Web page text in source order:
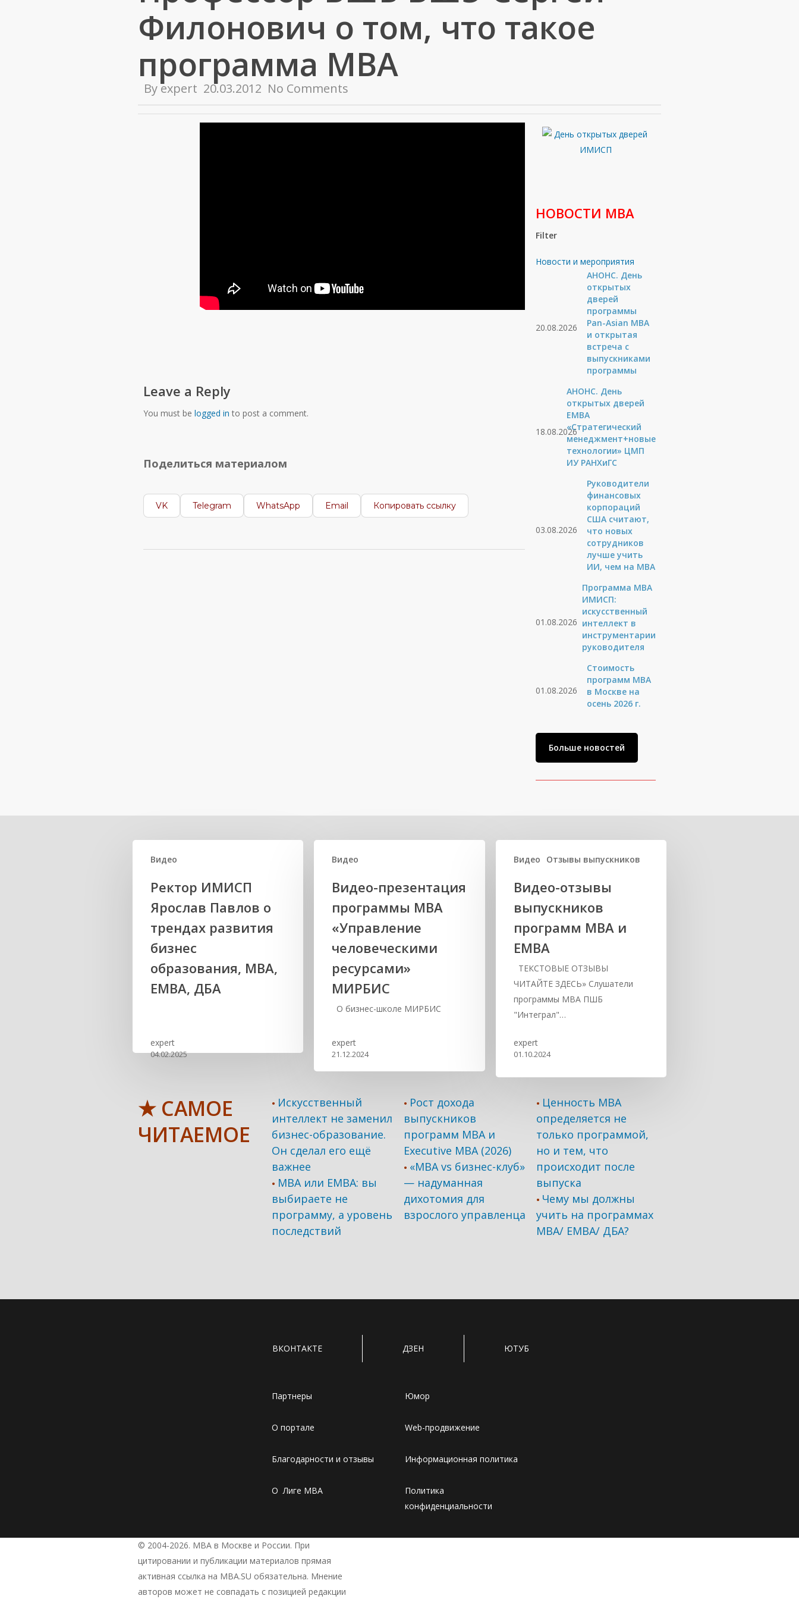
Филонович о том, что такое
программа МВА
Byexpert 20.03.2012 No Comments
Leave a Reply
You must be logged in to post a comment.
Поделиться материалом
VK Telegram WhatsApp Email Копировать ссылку
НОВОСТИ МВА
Filter
Новости и мероприятия
20.08.2026
АНОНС. День
открытых
дверей
программы
Pan-Asian MBA
и открытая
встреча с
выпускниками
программы
18.08.2026
АНОНС. День
открытых дверей
ЕМВА
«Стратегический
менеджмент+новые
технологии» ЦМП
ИУ РАНХиГС
03.08.2026
Руководители
финансовых
корпораций
США считают,
что новых
сотрудников
лучше учить
ИИ, чем на МВА
01.08.2026
Программа MBA
ИМИСП:
искусственный
интеллект в
инструментарии
руководителя
01.08.2026
Стоимость
программ MBA
в Москве на
осень 2026 г.
Больше новостей
Видео
Ректор ИМИСП
Ярослав Павлов о
трендах развития
бизнес
образования, MBA,
EMBA, ДБА
expert
04.02.2025
Видео
Видео-презентация
программы МВА
«Управление
человеческими
ресурсами»
МИРБИС
О бизнес-школе МИРБИС
expert
21.12.2024
Видео Отзывы выпускников
Видео-отзывы
выпускников
программ МВА и
ЕМВА
ТЕКСТОВЫЕ ОТЗЫВЫ
ЧИТАЙТЕ ЗДЕСЬ» Слушатели
программы MBA ПШБ
"Интеграл"…
expert
01.10.2024
★ САМОЕ
ЧИТАЕМОЕ
• Искусственный
интеллект не заменил
бизнес-образование.
Он сделал его ещё
важнее
• MBA или EMBA: вы
выбираете не
программу, а уровень
последствий
• Рост дохода
выпускников
программ МВА и
Executive MBA (2026)
• «MBA vs бизнес-клуб»
— надуманная
дихотомия для
взрослого управленца
• Ценность MBA
определяется не
только программой,
но и тем, что
происходит после
выпуска
• Чему мы должны
учить на программах
МВА/ ЕМВА/ ДБА?
ВКОНТАКТЕ ДЗЕН ЮТУБ
Партнеры
О портале
Благодарности и отзывы
О Лиге MBA
Юмор
Web-продвижение
Информационная политика
Политика
конфиденциальности
© 2004-2026. МВА в Москве и России. При
цитировании и публикации материалов прямая
активная ссылка на MBA.SU обязательна. Мнение
авторов может не совпадать с позицией редакции